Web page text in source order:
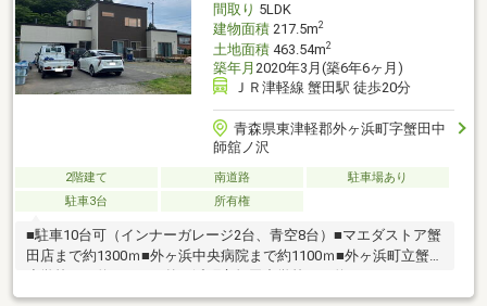
間取り 5LDK
建物面積217.5m2
土地面積463.54m2
築年月 2020年3月(築6年6ヶ月)
ＪＲ津軽線 蟹田駅 徒歩20分
青森県東津軽郡外ヶ浜町字蟹田中
師舘ノ沢
2階建て 南道路
駐車場あり
駐車3台
所有権
■駐車10台可（インナーガレージ2台、青空8台）■マエダストア蟹
田店まで約1300ｍ■外ヶ浜中央病院まで約1100ｍ■外ヶ浜町立蟹田
No.0021＞